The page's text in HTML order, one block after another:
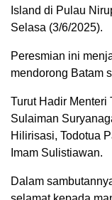
Island di Pulau
Selasa (3/6/2025).
Peresmian ini
mendorong Batam
Turut Hadir Menteri
Sulaiman
Hilirisasi, Todotua
Imam Sulistiawan.
Dalam